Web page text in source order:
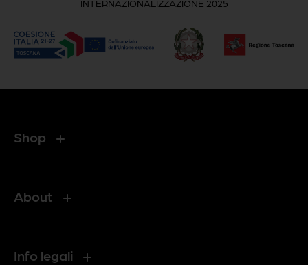
INTERNAZIONALIZZAZIONE 2025
Shop
About
Info legali